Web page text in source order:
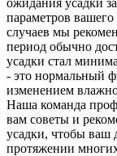
параметров
случаев мы
период обычно
усадки стал
- это нормальный
изменением
Наша команда
вам советы и
усадки, чтобы ваш
протяжении